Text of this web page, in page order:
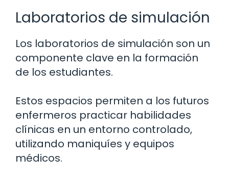
Laboratorios de simulación
Los laboratorios de simulación son un
componente clave en la formación
de los estudiantes.
Estos espacios permiten a los futuros
enfermeros practicar habilidades
clínicas en un entorno controlado,
utilizando maniquíes y equipos
médicos.